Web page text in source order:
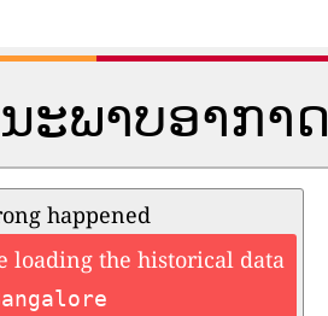
ພາບອາກາດ
happened
loading the historical data